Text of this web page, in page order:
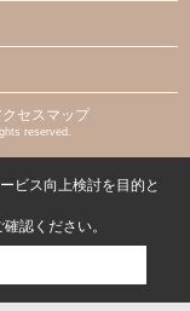
クセスマップ
reserved.
ビス向上検討を目的と
確認ください。